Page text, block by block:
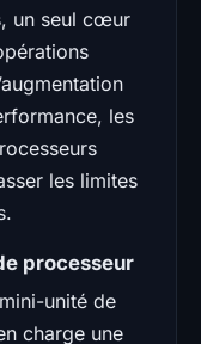
un seul cœur
les
les limites
processeur
unité de
charge une